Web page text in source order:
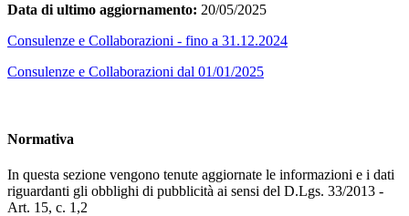
Data di ultimo aggiornamento: 20/05/2025
Consulenze e Collaborazioni - fino a 31.12.2024
Consulenze e Collaborazioni dal 01/01/2025
Normativa
In questa sezione vengono tenute aggiornate le informazioni e i dati
riguardanti gli obblighi di pubblicità ai sensi del D.Lgs. 33/2013 -
Art. 15, c. 1,2